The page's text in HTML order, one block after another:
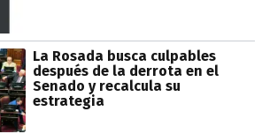
La Rosada busca culpables
después de la derrota en el
Senado y recalcula su
estrategia